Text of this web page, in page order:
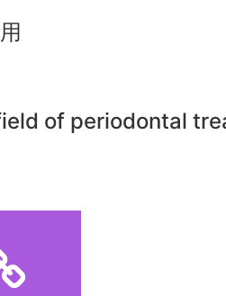
of periodontal